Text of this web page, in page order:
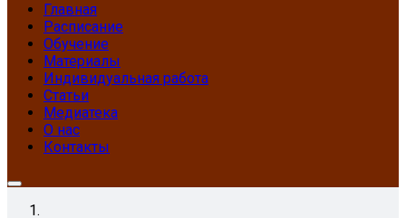
Главная
Расписание
Обучение
Материалы
Индивидуальная работа
Статьи
Медиатека
О нас
Контакты